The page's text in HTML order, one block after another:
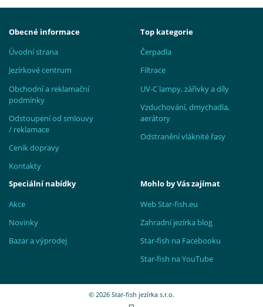
Obecné informace
Úvodní strana
Jezírkové centrum
Obchodní a reklamační
podmínky
Odstoupení od smlouvy
/ reklamace
Ceník dopravy
Kontakty
Top kategorie
Čerpadla
Filtrace
UV-C lampy, zářivky a díly
Vzduchování, dmychadla,
aerátory
Odstranění vláknité řasy
Speciální nabídky
Akce
Novinky
Bazar a výprodej
Mohlo by Vás zajímat
Web Star-fish.eu
Zahradní jezírka blog
Star-fish na Facebooku
Star-fish na YouTube
© 2026 Star-fish jezírka s.r.o.